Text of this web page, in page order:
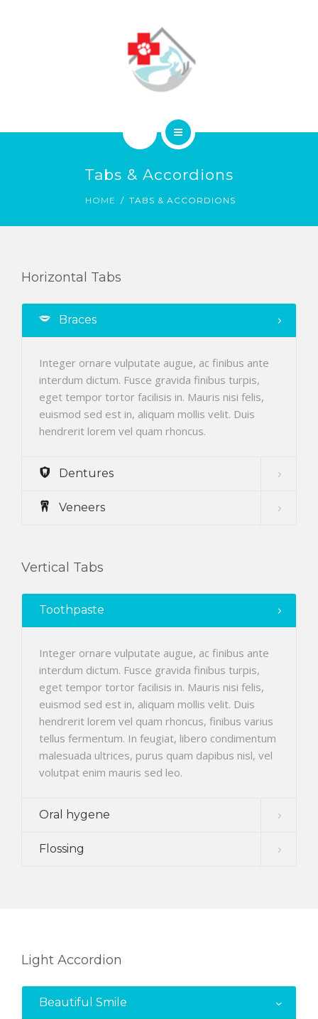
Tabs & Accordions
HOME TABS & ACCORDIONS
Horizontal Tabs
Braces
Integer ornare vulputate augue, ac finibus ante
interdum dictum. Fusce gravida finibus turpis,
eget tempor tortor facilisis in. Mauris nisi felis,
euismod sed est in, aliquam mollis velit. Duis
hendrerit lorem vel quam rhoncus.
Dentures
Veneers
Vertical Tabs
Toothpaste
Integer ornare vulputate augue, ac finibus ante
interdum dictum. Fusce gravida finibus turpis,
eget tempor tortor facilisis in. Mauris nisi felis,
euismod sed est in, aliquam mollis velit. Duis
hendrerit lorem vel quam rhoncus, finibus varius
tellus fermentum. In feugiat, libero condimentum
malesuada ultrices, purus quam dapibus nisl, vel
volutpat enim mauris sed leo.
Oral hygene
Flossing
Light Accordion
Beautiful Smile